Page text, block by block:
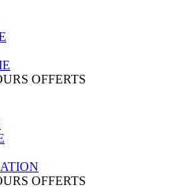
OFFERTS
OFFERTS